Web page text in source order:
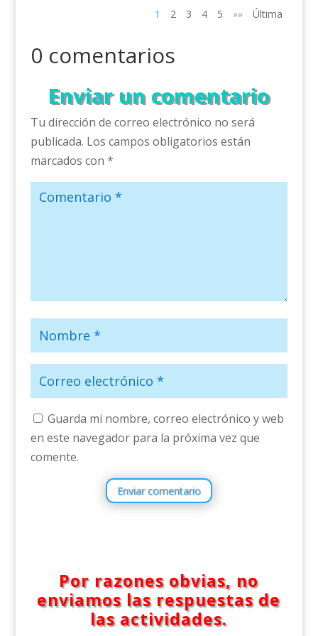
1 2 3 4 5 »» Última
0 comentarios
Enviar un comentario
Tu dirección de correo electrónico no será
publicada. Los campos obligatorios están
marcados con *
Guarda mi nombre, correo electrónico y web
en este navegador para la próxima vez que
comente.
Enviar comentario
Por razones obvias, no
enviamos las respuestas de
las actividades.